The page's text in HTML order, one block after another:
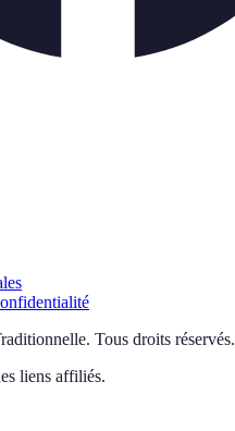
. Tous droits réservés.
liens affiliés.